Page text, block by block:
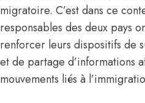
migratoire. C’est dans ce
responsables des deux pays
renforcer leurs dispositifs de
et de partage d’informations
mouvements liés à